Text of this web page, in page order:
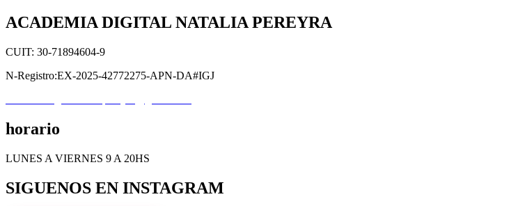
ACADEMIA DIGITAL NATALIA PEREYRA
CUIT: 30-71894604-9
N-Registro:EX-2025-42772275-APN-DA#IGJ
horario
LUNES A VIERNES 9 A 20HS
SIGUENOS EN INSTAGRAM